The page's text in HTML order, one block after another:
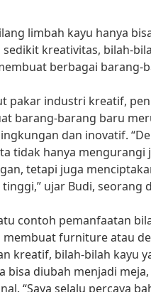
limbah kayu hanya
sedikit kreativitas, bilah-
berbagai barang-
pakar industri kreatif,
barang-barang baru
dan inovatif.
tidak hanya
tetapi juga
ujar Budi, seorang
contoh pemanfaatan
membuat furniture atau
kreatif, bilah-bilah kayu
bisa diubah menjadi
“Saya selalu percaya